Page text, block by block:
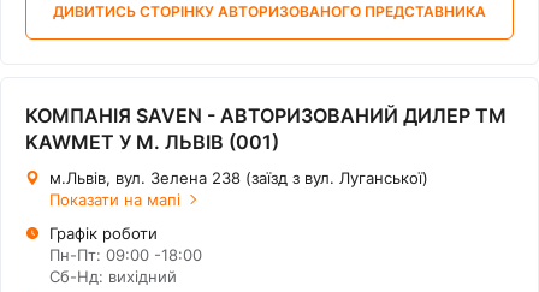
ДИВИТИСЬ СТОРІНКУ АВТОРИЗОВАНОГО ПРЕДСТАВНИКА
КОМПАНІЯ SAVEN - АВТОРИЗОВАНИЙ ДИЛЕР ТМ
KAWMET У М. ЛЬВІВ (001)
м.Львів, вул. Зелена 238 (заїзд з вул. Луганської)
Показати на мапі
Графік роботи
Пн-Пт: 09:00 -18:00
Сб-Нд: вихідний